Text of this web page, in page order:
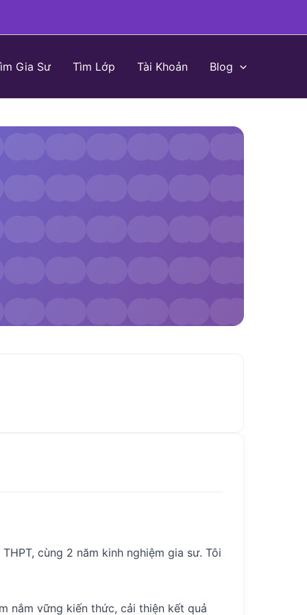
Gia Sư Tìm Lớp Tài Khoản Blog
cùng 2 năm kinh nghiệm gia sư. Tôi
nắm vững kiến thức, cải thiện kết quả